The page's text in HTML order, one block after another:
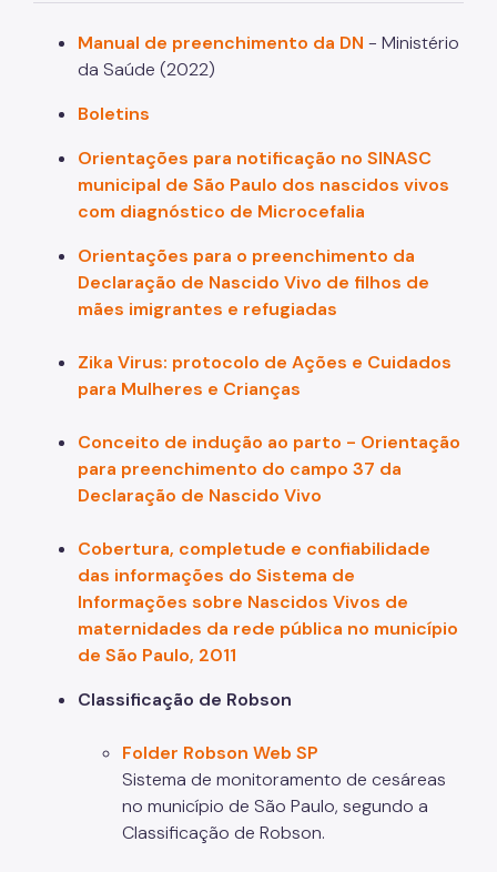
Manual de preenchimento da DN - Ministério
da Saúde (2022)
Boletins
Orientações para notificação no SINASC
municipal de São Paulo dos nascidos vivos
com diagnóstico de Microcefalia
Orientações para o preenchimento da
Declaração de Nascido Vivo de filhos de
mães imigrantes e refugiadas
Zika Virus: protocolo de Ações e Cuidados
para Mulheres e Crianças
Conceito de indução ao parto - Orientação
para preenchimento do campo 37 da
Declaração de Nascido Vivo
Cobertura, completude e confiabilidade
das informações do Sistema de
Informações sobre Nascidos Vivos de
maternidades da rede pública no município
de São Paulo, 2011
Classificação de Robson
Folder Robson Web SP
Sistema de monitoramento de cesáreas
no município de São Paulo, segundo a
Classificação de Robson.